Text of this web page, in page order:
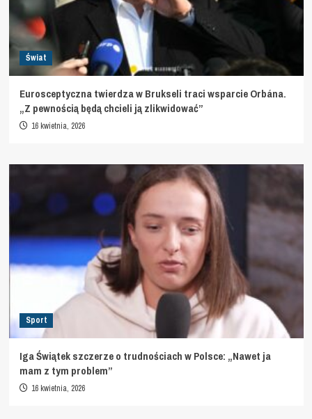
Świat
Eurosceptyczna twierdza w Brukseli traci wsparcie Orbána.
„Z pewnością będą chcieli ją zlikwidować”
16 kwietnia, 2026
Sport
Iga Świątek szczerze o trudnościach w Polsce: „Nawet ja
mam z tym problem”
16 kwietnia, 2026